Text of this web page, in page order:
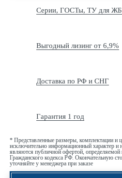
Серии, ГОСТы, ТУ для
Выгодный лизинг от 6,9%
Доставка по РФ и СНГ
Гарантия 1 год
* Представленные размеры, комплектации и
исключительно информационный характер и
являются публичной офертой,
Гражданского кодекса РФ. Окончательную
уточняйте у менеджера при заказе